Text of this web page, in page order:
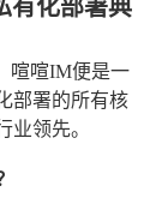
喧喧IM便是一
部署的所有核
业领先。